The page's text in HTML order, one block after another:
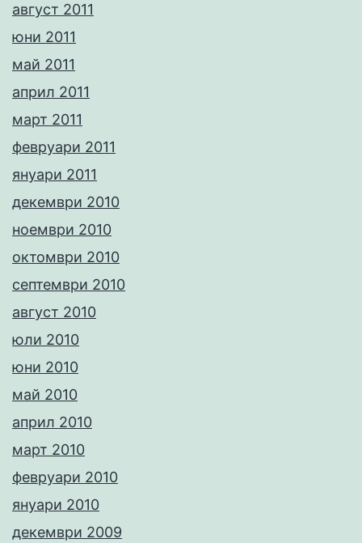
август 2011
юни 2011
май 2011
април 2011
март 2011
февруари 2011
януари 2011
декември 2010
ноември 2010
октомври 2010
септември 2010
август 2010
юли 2010
юни 2010
май 2010
април 2010
март 2010
февруари 2010
януари 2010
декември 2009